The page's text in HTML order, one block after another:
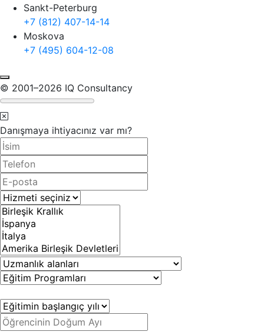
Sankt-Peterburg
+7 (812) 407-14-14
Moskova
+7 (495) 604-12-08
© 2001–2026 IQ Consultancy
Danışmaya ihtiyacınız var mı?